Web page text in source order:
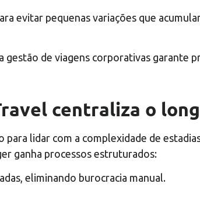
evitar pequenas variações que
gestão de viagens corporativas
centraliza o
para lidar com a complexidade de
ganha processos estruturados:
eliminando burocracia manual.